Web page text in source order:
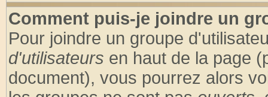
Comment puis-je joindre un
Pour joindre un groupe
d'utilisateurs en haut de la page
document), vous pourrez alors